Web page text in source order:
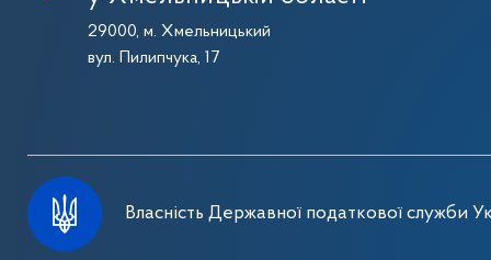
29000, м. Хмельницький
вул. Пилипчука, 17
Власність Державної податкової служби